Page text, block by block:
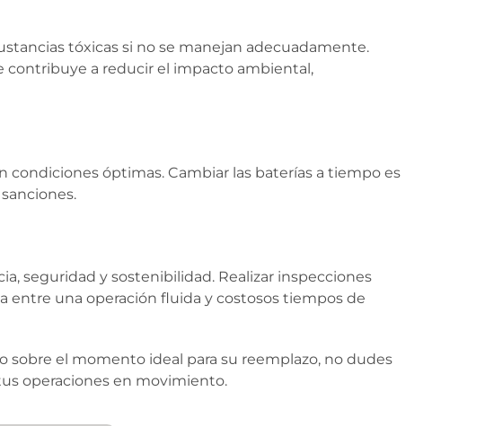
tóxicas si no se manejan adecuadamente.
contribuye a reducir el impacto ambiental,
óptimas. Cambiar las baterías a tiempo es
seguridad y sostenibilidad. Realizar inspecciones
entre una operación fluida y costosos tiempos de
sobre el momento ideal para su reemplazo, no dudes
operaciones en movimiento.